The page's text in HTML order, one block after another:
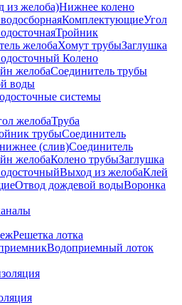
из желоба)Нижнее колено
КомплектующиеУгол
Тройник
желобаХомут трубыЗаглушка
Колено
желобаСоединитель трубы
воды
системы
желобаТруба
трубыСоединитель
(слив)Соединитель
желобаКолено трубыЗаглушка
Выход из желобаКлей
Отвод дождевой водыВоронка
Решетка лотка
Водоприемный лоток